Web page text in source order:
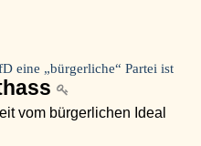
eine „bürgerliche“ Partei ist
vom bürgerlichen Ideal